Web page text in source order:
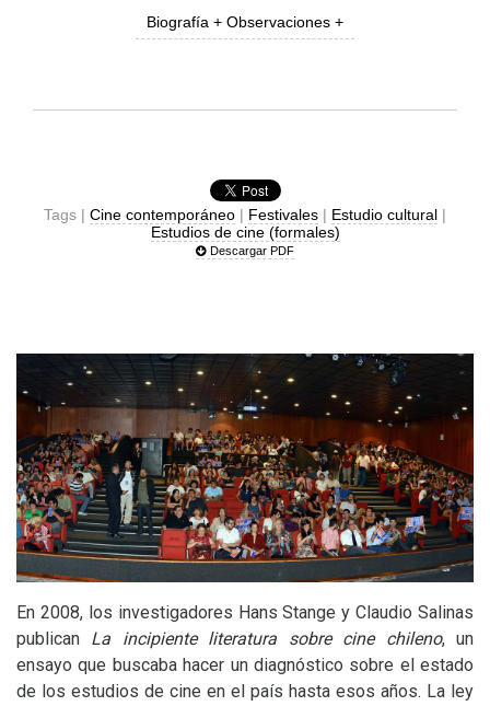
Biografía + Observaciones +
Tags | Cine contemporáneo | Festivales | Estudio cultural |
Estudios de cine (formales)
Descargar PDF
En 2008, los investigadores Hans Stange y Claudio Salinas
publican La incipiente literatura sobre cine chileno, un
ensayo que buscaba hacer un diagnóstico sobre el estado
de los estudios de cine en el país hasta esos años. La ley